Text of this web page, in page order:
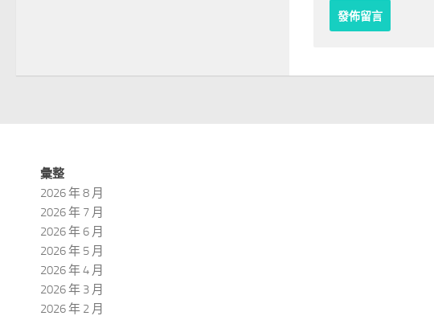
彙整
2026 年 8 月
2026 年 7 月
2026 年 6 月
2026 年 5 月
2026 年 4 月
2026 年 3 月
2026 年 2 月